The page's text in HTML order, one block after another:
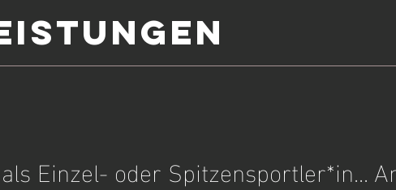
Einzel- oder Spitzensportler*in...